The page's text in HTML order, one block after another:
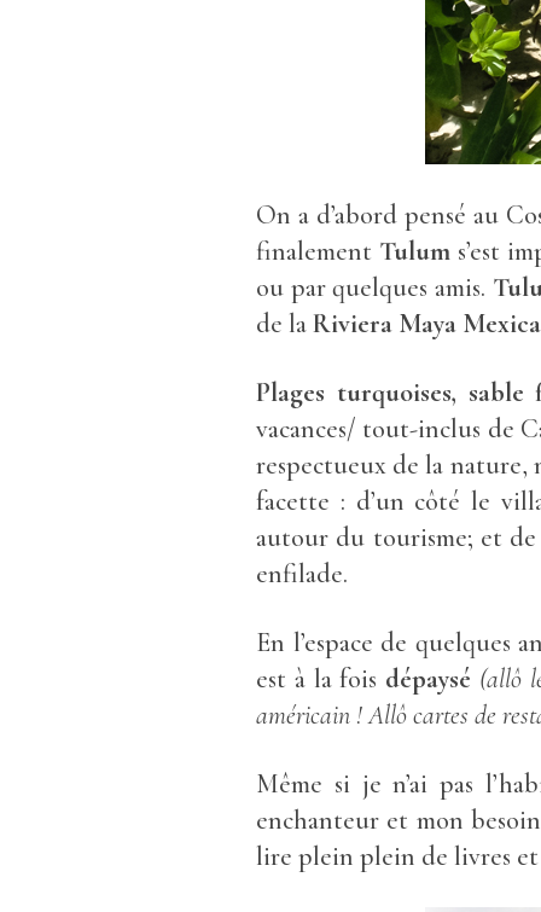
On a d’abord pensé au
finalement Tulums’est
ou par quelques amis.
de laRiviera Maya
Plages turquoises,
vacances/ tout-inclus de
respectueux de la
facette : d’un côté le
autour du tourisme; et de
enfilade.
En l’espace de quelques
est à la fois dépaysé (allô
américain ! Allô cartes de
Même si je n’ai pas
enchanteur et mon
lire plein plein de livres